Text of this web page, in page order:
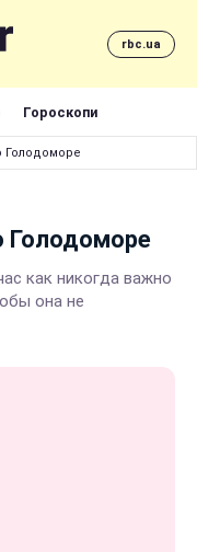
rbc.ua
Гороскопи
Голодоморе
Голодоморе
как никогда важно
она не